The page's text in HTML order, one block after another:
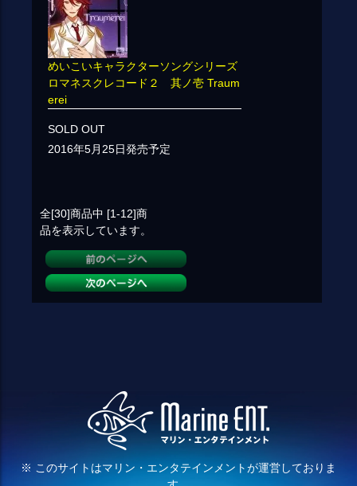
めいこいキャラクターソングシリーズ
ロマネスクレコード２ 其ノ壱 Traum
erei
SOLD OUT
2016年5月25日発売予定
全[30]商品中 [1-12]商
品を表示しています。
※ このサイトはマリン・エンタテインメントが運営しておりま